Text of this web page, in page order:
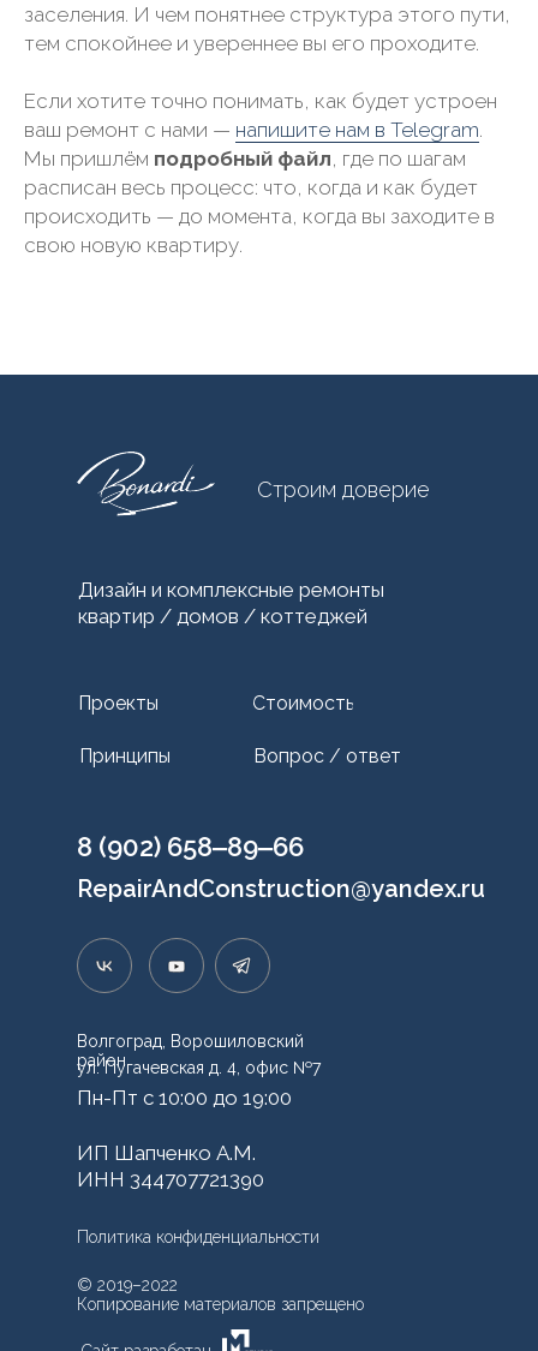
заселения. И чем понятнее структура этого пути,
тем спокойнее и увереннее вы его проходите.
Если хотите точно понимать, как будет устроен
ваш ремонт с нами — напишите нам в Telegram
Мы пришлём подробный файл , где по шагам
расписан весь процесс: что, когда и как будет
происходить — до момента, когда вы заходите в
свою новую квартиру.
© 2019–2022
Копирование материалов запрещено
Вопрос / ответ
8 (902) 658‒89‒66
Проекты
RepairAndConstruction@yandex.ru
Стоимость
Строим доверие
Принципы
Политика конфиденциальности
ул. Пугачевская д. 4, офис №7
Волгоград, Ворошиловский
район
Дизайн и комплексные ремонты
квартир / домов / коттеджей
ИП Шапченко А.М.
ИНН 344707721390
Пн-Пт с 10:00 до 19:00